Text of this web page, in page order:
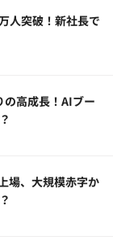
人突破！新社長で
高成長！AIブー
場、大規模赤字か